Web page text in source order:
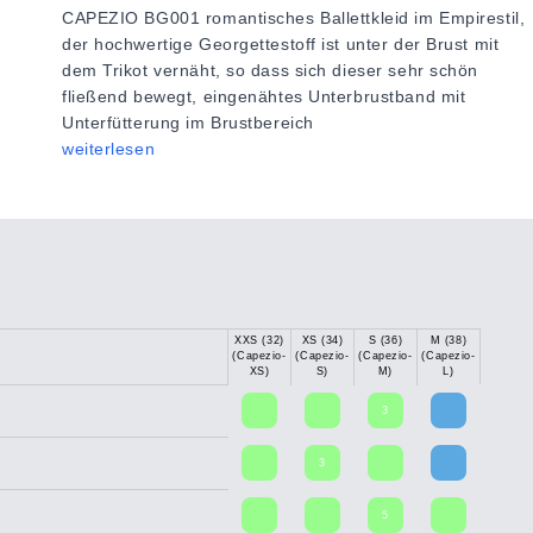
CAPEZIO BG001 romantisches Ballettkleid im Empirestil,
der hochwertige Georgettestoff ist unter der Brust mit
dem Trikot vernäht, so dass sich dieser sehr schön
fließend bewegt, eingenähtes Unterbrustband mit
Unterfütterung im Brustbereich
weiterlesen
XXS (32)
(Capezio-
XS)
XS (34)
(Capezio-
S)
S (36)
(Capezio-
M)
M (38)
(Capezio-
L)
3
3
5